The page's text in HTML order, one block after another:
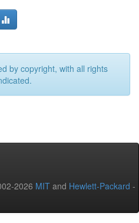
by copyright, with all rights
2026 MIT and Hewlett-Packard -